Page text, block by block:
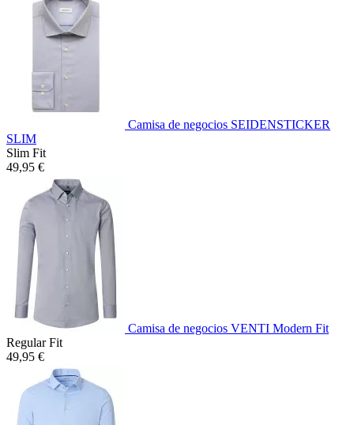
Camisa de negocios SEIDENSTICKER
SLIM
Slim Fit
49,95 €
Camisa de negocios VENTI Modern Fit
Regular Fit
49,95 €